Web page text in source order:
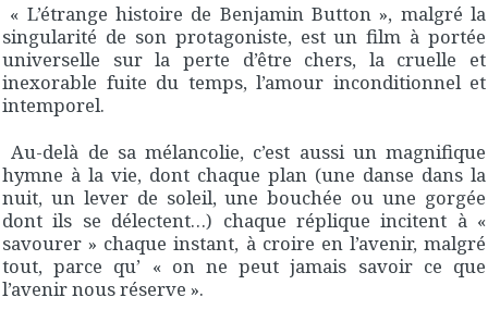
« L’étrange histoire de Benjamin Button », malgré la
singularité de son protagoniste, est un film à portée
universelle sur la perte d’être chers, la cruelle et
inexorable fuite du temps, l’amour inconditionnel et
intemporel.
Au-delà de sa mélancolie, c’est aussi un magnifique
hymne à la vie, dont chaque plan (une danse dans la
nuit, un lever de soleil, une bouchée ou une gorgée
dont ils se délectent…) chaque réplique incitent à «
savourer » chaque instant, à croire en l’avenir, malgré
tout, parce qu’ « on ne peut jamais savoir ce que
l’avenir nous réserve ».